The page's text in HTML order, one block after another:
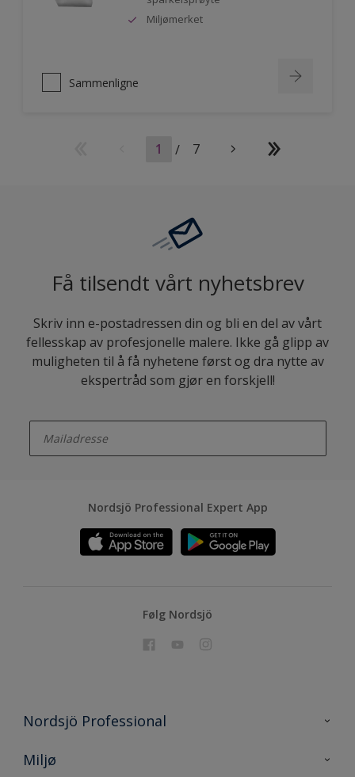
Miljømerket
Sammenligne
1 / 7
Få tilsendt vårt nyhetsbrev
Skriv inn e-postadressen din og bli en del av vårt
fellesskap av profesjonelle malere. Ikke gå glipp av
muligheten til å få nyhetene først og dra nytte av
ekspertråd som gjør en forskjell!
Nordsjö Professional Expert App
Følg Nordsjö
Nordsjö Professional
Kontakt oss
Miljø